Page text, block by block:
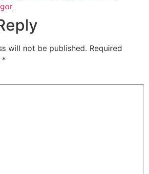
will not be published. Required
*